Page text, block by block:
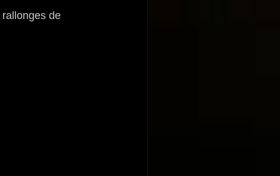
de